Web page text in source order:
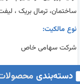
ساختمان، ترمال بریک ،
نوع مالکیت:
شرکت سهامی خاص
دسته‌بندی